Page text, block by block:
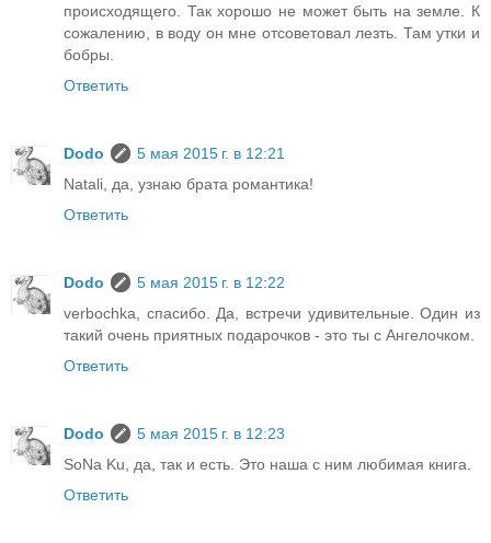
происходящего. Так хорошо не может быть на земле. К
сожалению, в воду он мне отсоветовал лезть. Там утки и
бобры.
Ответить
Dodo
5 мая 2015 г. в 12:21
Natali, да, узнаю брата романтика!
Ответить
Dodo
5 мая 2015 г. в 12:22
verbochka, спасибо. Да, встречи удивительные. Один из
такий очень приятных подарочков - это ты с Ангелочком.
Ответить
Dodo
5 мая 2015 г. в 12:23
SoNa Ku, да, так и есть. Это наша с ним любимая книга.
Ответить